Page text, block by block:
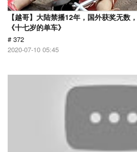
【越哥】大陆禁播12年，国外获奖无数
《十七岁的单车》
# 372
2020-07-10 05:45